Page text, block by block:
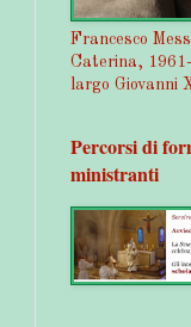
Francesco
Caterina,
largo Giovanni
Percorsi di
ministranti